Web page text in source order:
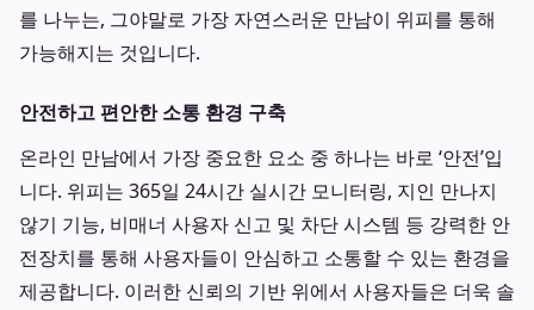
를 나누는, 그야말로 가장 자연스러운 만남이 위피를 통해
가능해지는 것입니다.
안전하고 편안한 소통 환경 구축
온라인 만남에서 가장 중요한 요소 중 하나는 바로 ‘안전’입
니다. 위피는 365일 24시간 실시간 모니터링, 지인 만나지
않기 기능, 비매너 사용자 신고 및 차단 시스템 등 강력한 안
전장치를 통해 사용자들이 안심하고 소통할 수 있는 환경을
제공합니다. 이러한 신뢰의 기반 위에서 사용자들은 더욱 솔